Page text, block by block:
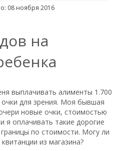
08 ноября 2016
на
выплачивать алименты 1.700
для зрения. Моя бывшая
новые очки, стоимостью
я оплачивать такие дорогие
по стоимости. Могу ли
из магазина?